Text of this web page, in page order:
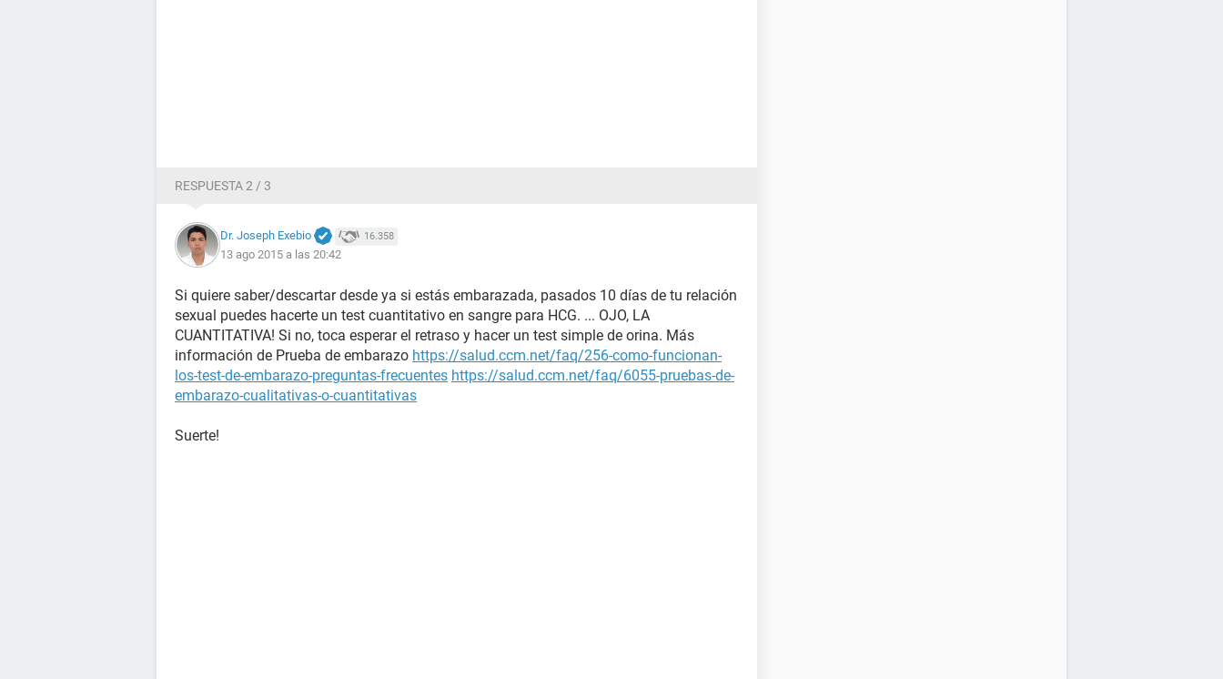
RESPUESTA 2 / 3
Dr. Joseph Exebio 16.358
13 ago 2015 a las 20:42
Si quiere saber/descartar desde ya si estás embarazada, pasados 10 días de tu relación
sexual puedes hacerte un test cuantitativo en sangre para HCG. ... OJO, LA
CUANTITATIVA! Si no, toca esperar el retraso y hacer un test simple de orina. Más
información de Prueba de embarazo https://salud.ccm.net/faq/256-como-funcionan-
los-test-de-embarazo-preguntas-frecuentes https://salud.ccm.net/faq/6055-pruebas-de-
embarazo-cualitativas-o-cuantitativas
Suerte!